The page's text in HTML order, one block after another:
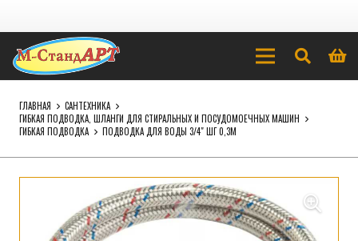
ГЛАВНАЯ
САНТЕХНИКА
ГИБКАЯ ПОДВОДКА, ШЛАНГИ ДЛЯ СТИРАЛЬНЫХ И ПОСУДОМОЕЧНЫХ МАШИН
ГИБКАЯ ПОДВОДКА
ПОДВОДКА ДЛЯ ВОДЫ 3/4″ ШГ 0,3М